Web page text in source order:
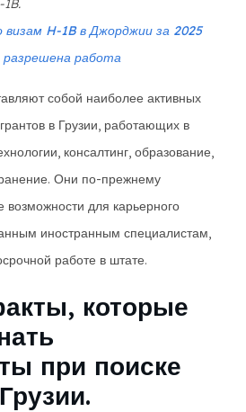
H-1B в Джорджии за 2025
работа
собой наиболее активных
в Грузии, работающих в
консалтинг, образование,
Они по-прежнему
возможности для карьерного
иностранным специалистам,
работе в штате.
которые
при поиске